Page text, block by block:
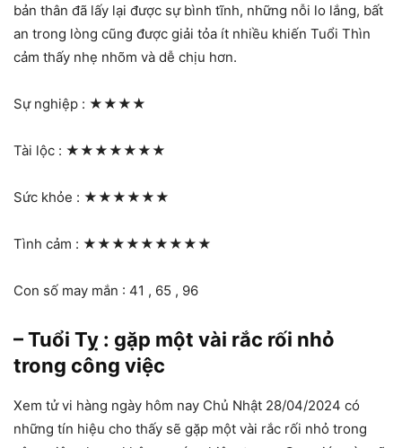
bản thân đã lấy lại được sự bình tĩnh, những nỗi lo lắng, bất
an trong lòng cũng được giải tỏa ít nhiều khiến Tuổi Thìn
cảm thấy nhẹ nhõm và dễ chịu hơn.
Sự nghiệp : ★★★★
Tài lộc : ★★★★★★★
Sức khỏe : ★★★★★★
Tình cảm : ★★★★★★★★★
Con số may mắn : 41 , 65 , 96
– Tuổi Tỵ : gặp một vài rắc rối nhỏ
trong công việc
Xem tử vi hàng ngày hôm nay Chủ Nhật 28/04/2024 có
những tín hiệu cho thấy sẽ gặp một vài rắc rối nhỏ trong